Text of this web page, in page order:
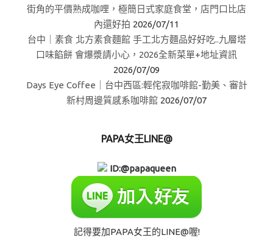
街角的平價熟成咖哩，極簡日式家庭食堂，店門口比店
內還好拍 2026/07/11
台中｜素食 北方素食麵館 手工北方麵品好好吃..九層塔
口味餡餅 會爆漿請小心，2026全新菜單+地址資訊
2026/07/09
Days Eye Coffee｜台中西區:輕侘寂咖啡館-勤美、審計
新村周邊質感系咖啡館 2026/07/07
PAPA女王LINE@
ID:@papaqueen
記得要加PAPA女王的LINE@喔!